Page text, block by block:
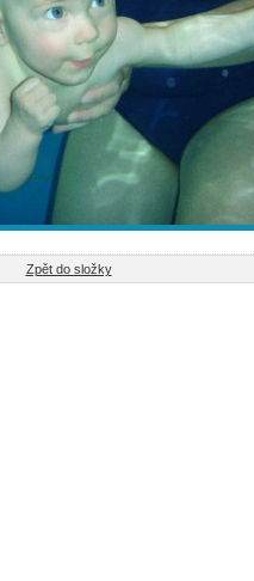
Zpět do složky